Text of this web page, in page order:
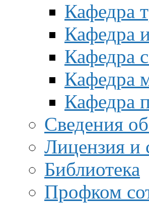
Кафедра
Кафедра
Кафедра
Кафедра
Кафедра
Сведения
Лицензия и
Библиотека
Профком